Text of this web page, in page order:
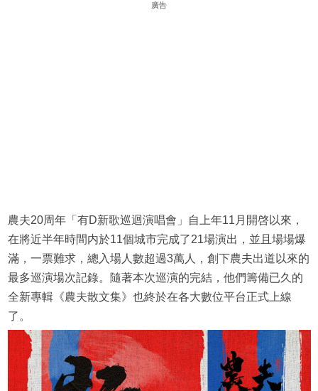
廣告
農夫20周年「有D新歌巡迴演唱會」自上年11月開啓以來，
在將近半年時間内於11個城市完成了21場演出，並且場場爆
滿，一票難求，總入場人數超過3萬人，創下農夫出道以來的
最多巡演場次記錄。隨著本次巡演的完結，他們籌備已久的
全新專輯《農夫散文集》也終於在各大數位平台正式上線
了。